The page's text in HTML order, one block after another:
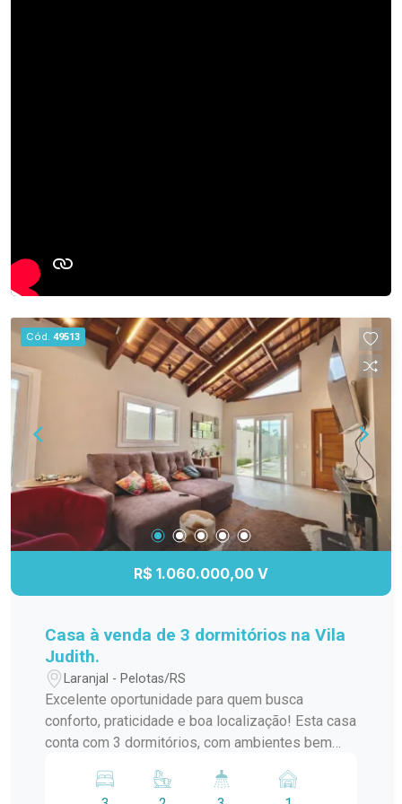
Cód. 49513
R$ 1.060.000,00 V
Casa à venda de 3 dormitórios na Vila
Judith.
Laranjal - Pelotas/RS
Excelente oportunidade para quem busca
conforto, praticidade e boa localização! Esta casa
conta com 3 dormitórios, com ambientes bem
O imóvel possui sala de estar aconchegante,